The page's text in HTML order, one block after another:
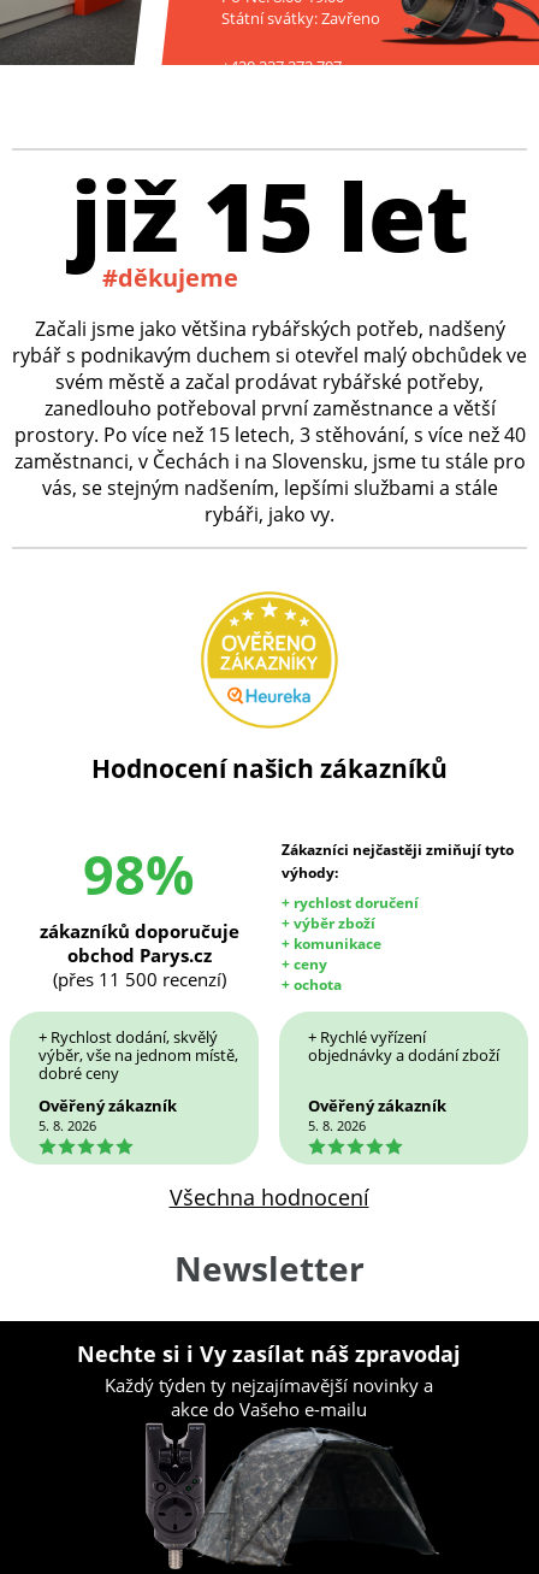
Státní svátky: Zavřeno
+420 227 272 797
již 15 let
#děkujeme
Začali jsme jako většina rybářských potřeb, nadšený
rybář s podnikavým duchem si otevřel malý obchůdek ve
svém městě a začal prodávat rybářské potřeby,
zanedlouho potřeboval první zaměstnance a větší
prostory. Po více než 15 letech, 3 stěhování, s více než 40
zaměstnanci, v Čechách i na Slovensku, jsme tu stále pro
vás, se stejným nadšením, lepšími službami a stále
rybáři, jako vy.
Hodnocení našich zákazníků
98%
Zákazníci nejčastěji zmiňují tyto
výhody:
+ rychlost doručení
+ výběr zboží
+ komunikace
+ ceny
+ ochota
zákazníků doporučuje
obchod Parys.cz
(přes 11 500 recenzí)
+ Rychlost dodání, skvělý
výběr, vše na jednom místě,
dobré ceny
Ověřený zákazník
5. 8. 2026
5
+ Rychlé vyřízení
objednávky a dodání zboží
Ověřený zákazník
5. 8. 2026
5
Všechna hodnocení
Newsletter
Nechte si i Vy zasílat náš zpravodaj
Každý týden ty nejzajímavější novinky a
akce do Vašeho e-mailu